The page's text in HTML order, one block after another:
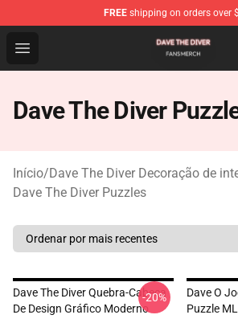
FREE shipping on orders over
Open menu
Dave The Diver Shop - Official
Dave The Diver
Início/Dave The Diver Decoração de
Dave The Diver Puzzles
Dave The Diver Quebra-Cabeça
De Design Gráfico Moderno
-20%
Dave O
Puzzle